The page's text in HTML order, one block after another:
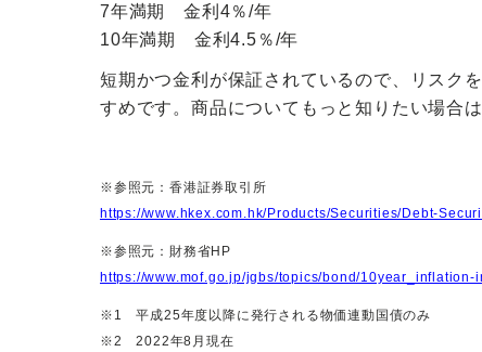
7年満期 金利4％/年
10年満期 金利4.5％/年
短期かつ金利が保証されているので、リスク
すめです。 商品についてもっと知りたい場合は
※参照元：香港証券取引所
https://www.hkex.com.hk/Products/Securities/Debt-
※参照元：財務省HP
https://www.mof.go.jp/jgbs/topics/bond/10year_inflation-
※1 平成25年度以降に発行される物価連動国債のみ
※2 2022年8月現在